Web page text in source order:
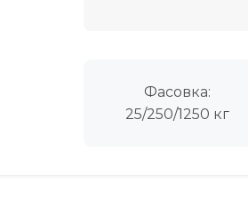
Фасовка:
25/250/1250 кг